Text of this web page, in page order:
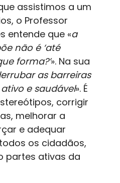
assistimos a um
o Professor
entende que «a
não é ‘até
forma?’». Na sua
as barreiras
e saudável». É
corrigir
melhorar a
e adequar
os cidadãos,
partes ativas da